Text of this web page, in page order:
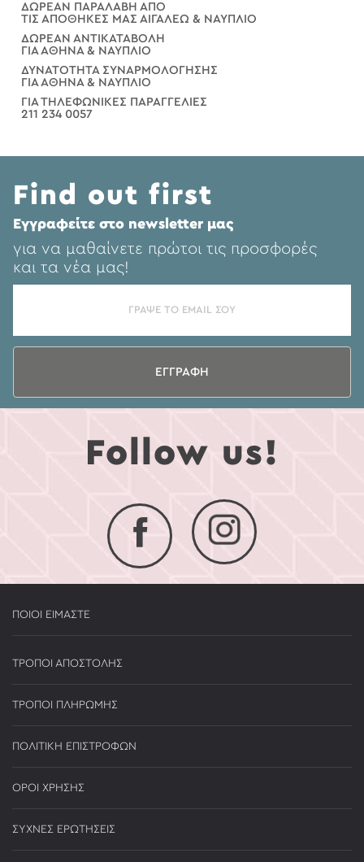
ΔΩΡΕΑΝ ΠΑΡΑΛΑΒΗ ΑΠΟ
ΤΙΣ ΑΠΟΘΗΚΕΣ ΜΑΣ ΑΙΓΑΛΕΩ & ΝΑΥΠΛΙΟ
ΔΩΡΕΑΝ ΑΝΤΙΚΑΤΑΒΟΛΗ
ΓΙΑ ΑΘΗΝΑ & ΝΑΥΠΛΙΟ
ΔΥΝΑΤΟΤΗΤΑ ΣΥΝΑΡΜΟΛΟΓΗΣΗΣ
ΓΙΑ ΑΘΗΝΑ & ΝΑΥΠΛΙΟ
ΓΙΑ ΤΗΛΕΦΩΝΙΚΕΣ ΠΑΡΑΓΓΕΛΙΕΣ
211 234 0057
Find out first
Eγγραφείτε στο newsletter μας
για να μαθαίνετε πρώτοι τις προσφορές
και τα νέα μας!
ΕΓΓΡΑΦΗ
Follow us!
ΠΟΙΟΙ ΕΙΜΑΣΤΕ
ΤΡΟΠΟΙ ΑΠΟΣΤΟΛΗΣ
ΤΡΟΠΟΙ ΠΛΗΡΩΜΗΣ
ΠΟΛΙΤΙΚΗ ΕΠΙΣΤΡΟΦΩΝ
ΟΡΟΙ ΧΡΗΣΗΣ
ΣΥΧΝΕΣ ΕΡΩΤΗΣΕΙΣ